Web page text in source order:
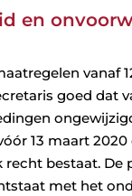
en
vanaf
goed dat
13 maart 2020
recht bestaat. De
met het